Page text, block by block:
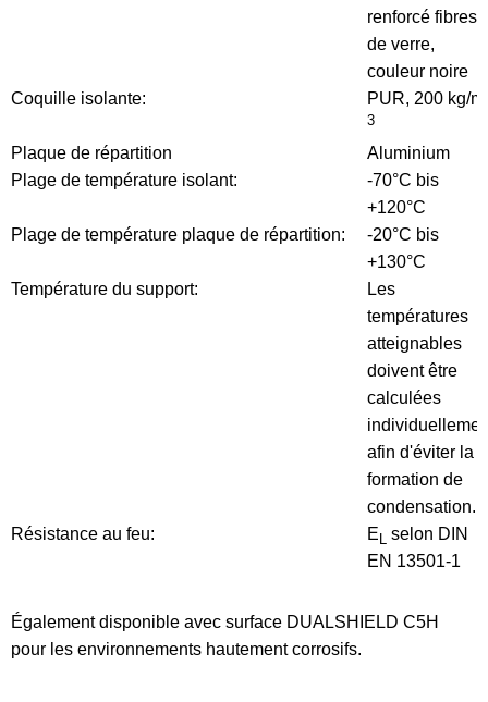
renforcé fibres
de verre,
couleur noire
Coquille isolante:
PUR, 200 kg/m
3
Plaque de répartition
Aluminium
Plage de température isolant:
-70°C bis
+120°C
Plage de température plaque de répartition:
-20°C bis
+130°C
Température du support:
Les
températures
atteignables
doivent être
calculées
afin d'éviter la
formation de
condensation.
Résistance au feu:
E L selon DIN
EN 13501-1
Également disponible avec surface DUALSHIELD C5H
pour les environnements hautement corrosifs.